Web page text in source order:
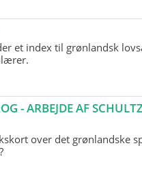
et index til grønlandsk
- ARBEJDE AF
over det grønlandske